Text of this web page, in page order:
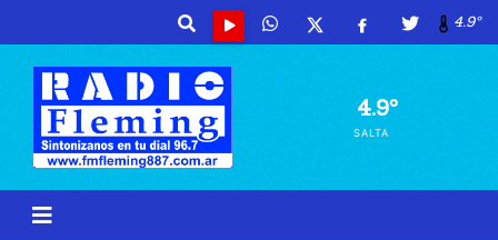
4.9º
4.9º
SALTA